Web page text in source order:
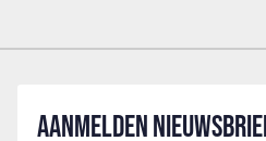
AANMELDEN